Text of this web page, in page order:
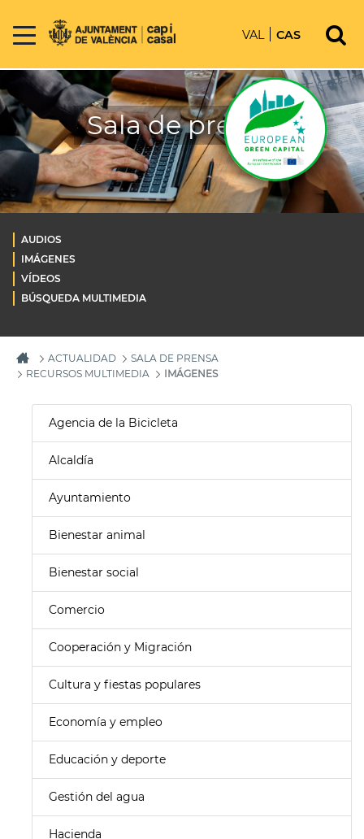
VAL CAS
Sala de prensa
AUDIOS
IMÁGENES
VÍDEOS
BÚSQUEDA MULTIMEDIA
ACTUALIDAD
SALA DE PRENSA
RECURSOS MULTIMEDIA
IMÁGENES
Agencia de la Bicicleta
Alcaldía
Ayuntamiento
Bienestar animal
Bienestar social
Comercio
Cooperación y Migración
Cultura y fiestas populares
Economía y empleo
Educación y deporte
Gestión del agua
Hacienda